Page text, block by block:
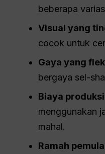
beberapa
Visual yang
cocok untuk
Gaya yang
bergaya sel-
Biaya
menggunakan
mahal.
Ramah